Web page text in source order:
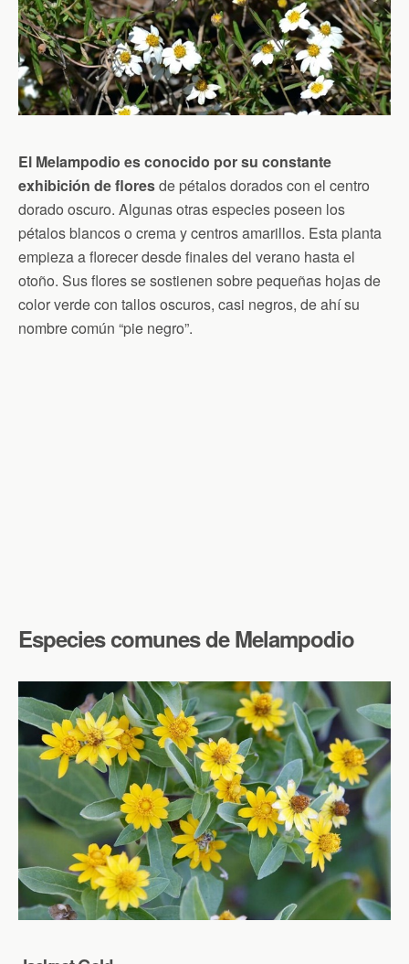
El Melampodio es conocido por su constante
exhibición de floresde pétalos dorados con el centro
dorado oscuro. Algunas otras especies poseen los
pétalos blancos o crema y centros amarillos. Esta planta
empieza a florecer desde finales del verano hasta el
otoño. Sus flores se sostienen sobre pequeñas hojas de
color verde con tallos oscuros, casi negros, de ahí su
nombre común “pie negro”.
Especies comunes de Melampodio